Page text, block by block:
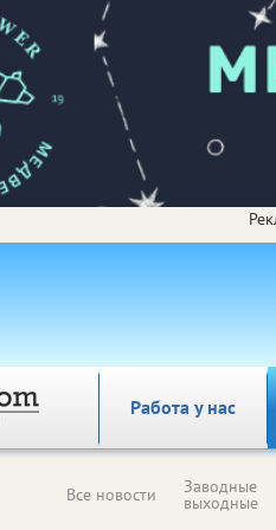
Работа у нас
Все новости Заводные
выходные